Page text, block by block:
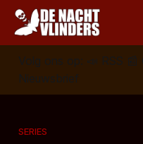
Volg ons op: 📣 RSS 📰
Nieuwsbrief
SERIES